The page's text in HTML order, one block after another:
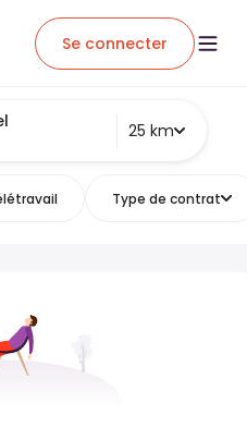
Se connecter
25 km
Type de contrat